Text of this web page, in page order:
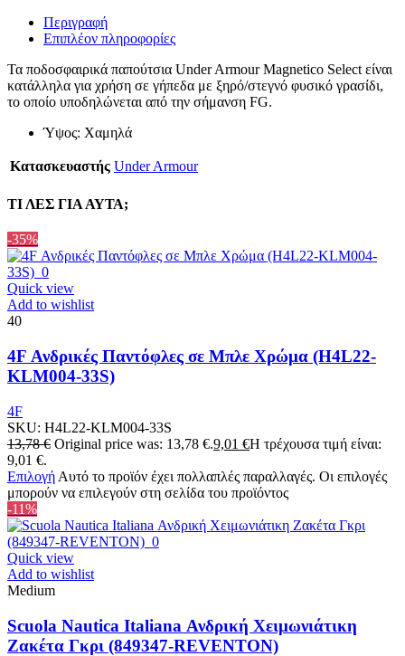
Περιγραφή
Επιπλέον πληροφορίες
Τα ποδοσφαιρικά παπούτσια Under Armour Magnetico Select είναι
κατάλληλα για χρήση σε γήπεδα με ξηρό/στεγνό φυσικό γρασίδι,
το οποίο υποδηλώνεται από την σήμανση FG.
Ύψος: Χαμηλά
Κατασκευαστής Under Armour
ΤΙ ΛΕΣ ΓΙΑ ΑΥΤΑ;
-35%
Quick view
Add to wishlist
40
4F Ανδρικές Παντόφλες σε Μπλε Χρώμα (H4L22-
KLM004-33S)
4F
SKU: H4L22-KLM004-33S
13,78€ Original price was: 13,78 €.9,01 €Η τρέχουσα τιμή είναι:
9,01 €.
Επιλογή Αυτό το προϊόν έχει πολλαπλές παραλλαγές. Οι επιλογές
μπορούν να επιλεγούν στη σελίδα του προϊόντος
-11%
Quick view
Add to wishlist
Medium
Scuola Nautica Italiana Ανδρική Χειμωνιάτικη
Ζακέτα Γκρι (849347-REVENTON)